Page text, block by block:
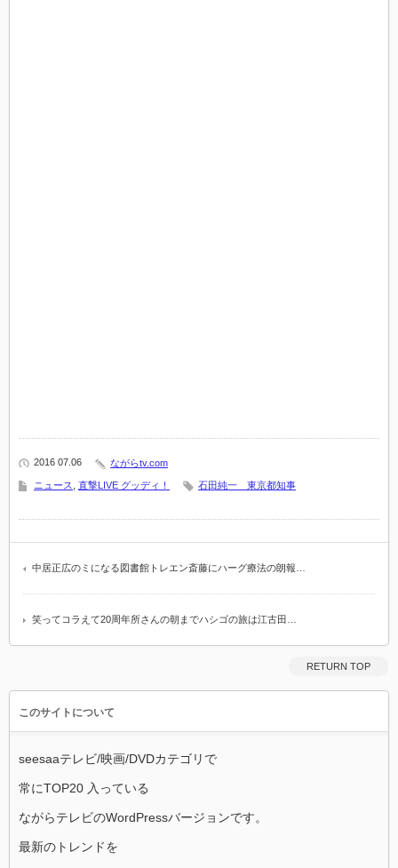
2016 07.06 ながらtv.com
ニュース 直撃LIVE グッディ！ 石田純一 東京都知事
中居正広のミになる図書館トレエン斎藤にハーグ療法の朗報…
笑ってコラえて20周年所さんの朝までハシゴの旅は江古田…
RETURN TOP
このサイトについて
seesaaテレビ/映画/DVDカテゴリで
常にTOP20 入っている
ながらテレビのWordPressバージョンです。
最新のトレンドを